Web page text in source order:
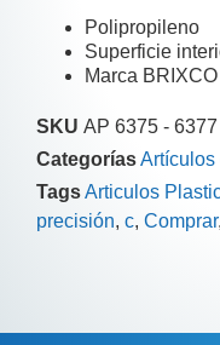
Polipropileno
Superficie
Marca BRIXCO
SKU AP 6375 -
CategoríasArtículos
TagsArticulos
precisión, c, Comprar,